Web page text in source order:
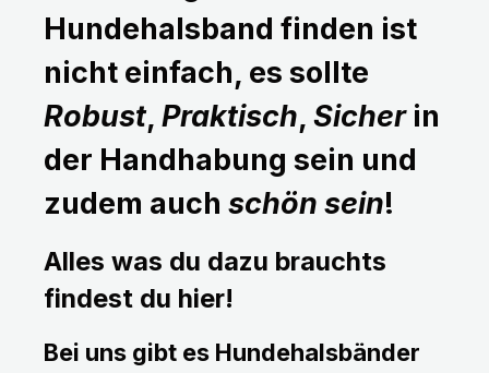
Hundehalsband finden ist
nicht einfach, es sollte
Robust, Praktisch, Sicherin
der Handhabung sein und
zudem auch schön sein!
Alles was du dazu brauchts
findest du hier!
Bei uns gibt es Hundehalsbänder